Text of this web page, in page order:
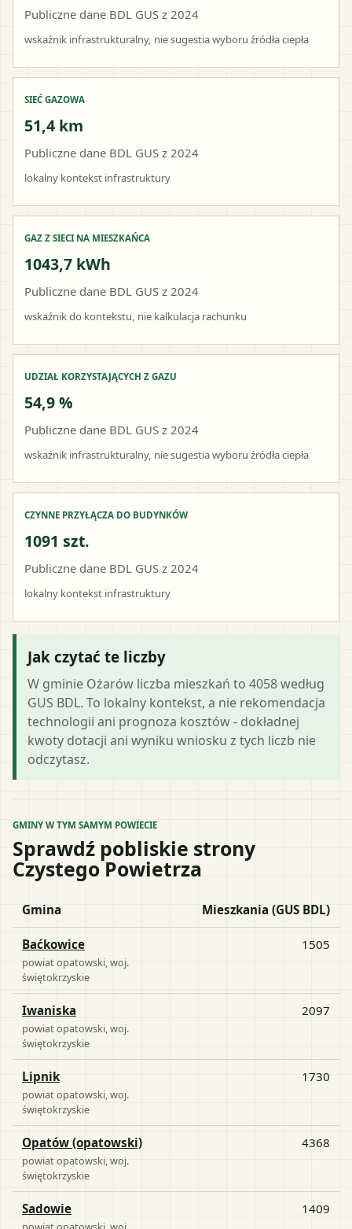
Publiczne dane BDL GUS z 2024
wskaźnik infrastrukturalny, nie sugestia wyboru źródła ciepła
SIEĆ GAZOWA
51,4 km
Publiczne dane BDL GUS z 2024
lokalny kontekst infrastruktury
GAZ Z SIECI NA MIESZKAŃCA
1043,7 kWh
Publiczne dane BDL GUS z 2024
wskaźnik do kontekstu, nie kalkulacja rachunku
UDZIAŁ KORZYSTAJĄCYCH Z GAZU
54,9 %
Publiczne dane BDL GUS z 2024
wskaźnik infrastrukturalny, nie sugestia wyboru źródła ciepła
CZYNNE PRZYŁĄCZA DO BUDYNKÓW
1091 szt.
Publiczne dane BDL GUS z 2024
lokalny kontekst infrastruktury
Jak czytać te liczby
W gminie Ożarów liczba mieszkań to 4058 według
GUS BDL. To lokalny kontekst, a nie rekomendacja
technologii ani prognoza kosztów - dokładnej
kwoty dotacji ani wyniku wniosku z tych liczb nie
odczytasz.
GMINY W TYM SAMYM POWIECIE
Sprawdź pobliskie strony
Czystego Powietrza
Gmina Mieszkania (GUS BDL)
Baćkowice
powiatopatowski , woj.
świętokrzyskie
1505
Iwaniska
powiatopatowski , woj.
świętokrzyskie
2097
Lipnik
powiatopatowski , woj.
świętokrzyskie
1730
Opatów (opatowski)
powiatopatowski , woj.
świętokrzyskie
4368
Sadowie 1409